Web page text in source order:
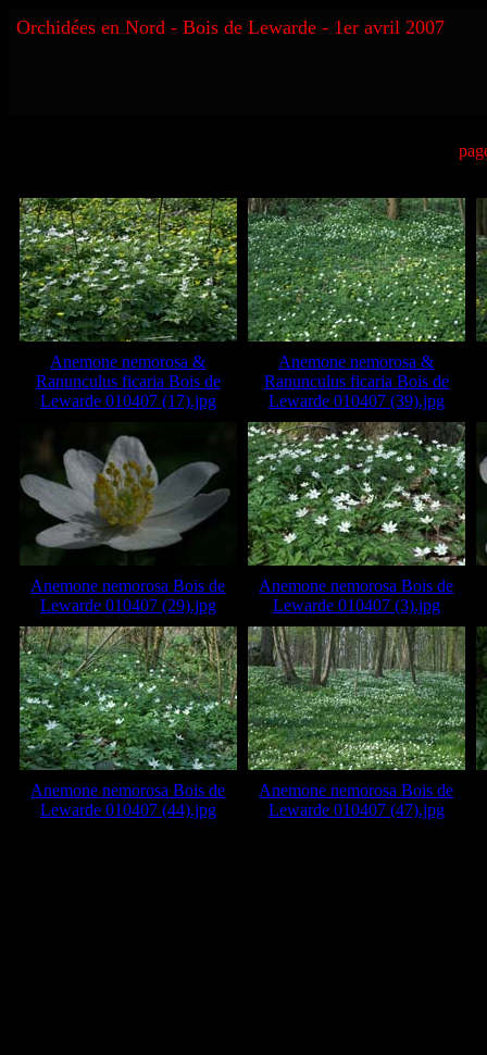
Orchidées en Nord - Bois de Lewarde - 1er avril 2007
Anemone nemorosa &
Ranunculus ficaria Bois de
Lewarde 010407 (17).jpg
Anemone nemorosa &
Ranunculus ficaria Bois de
Lewarde 010407 (39).jpg
Anemone nemorosa Bois de
Lewarde 010407 (29).jpg
Anemone nemorosa Bois de
Lewarde 010407 (3).jpg
Anemone nemorosa Bois de
Lewarde 010407 (44).jpg
Anemone nemorosa Bois de
Lewarde 010407 (47).jpg